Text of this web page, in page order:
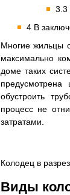
3.3
4 В
Многие жильцы
максимально
доме таких
обустроить
процесс не
затратами.
Колодец в
Виды